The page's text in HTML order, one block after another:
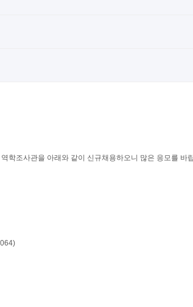
학조사관을 아래와 같이 신규채용하오니 많은 응모를 바